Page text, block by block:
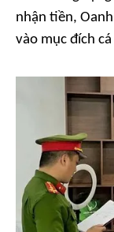
nhận tiền,
vào mục đích